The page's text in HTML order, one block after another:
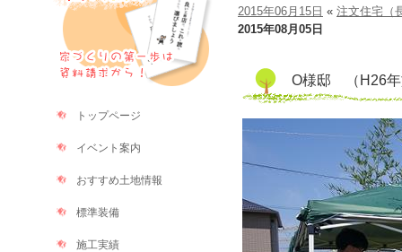
2015年06月15日 « 注文住宅（
2015年08月05日
O様邸 （H26年
トップページ
イベント案内
おすすめ土地情報
標準装備
施工実績